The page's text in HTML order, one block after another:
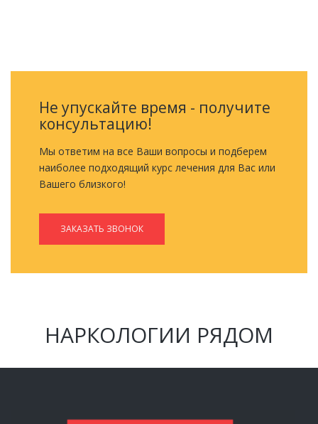
Не упускайте время - получите
консультацию!
Мы ответим на все Ваши вопросы и подберем
наиболее подходящий курс лечения для Вас или
Вашего близкого!
ЗАКАЗАТЬ ЗВОНОК
НАРКОЛОГИИ РЯДОМ